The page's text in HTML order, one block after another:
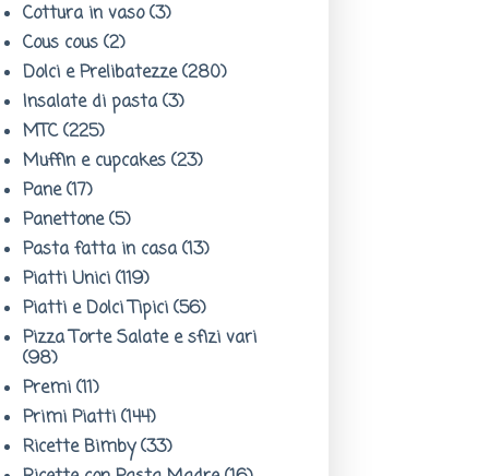
Cottura in vaso (3)
Cous cous (2)
Dolci e Prelibatezze (280)
Insalate di pasta (3)
MTC (225)
Muffin e cupcakes (23)
Pane (17)
Panettone (5)
Pasta fatta in casa (13)
Piatti Unici (119)
Piatti e Dolci Tipici (56)
Pizza Torte Salate e sfizi vari
(98)
Premi (11)
Primi Piatti (144)
Ricette Bimby (33)